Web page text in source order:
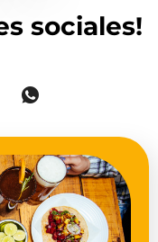
sociales!